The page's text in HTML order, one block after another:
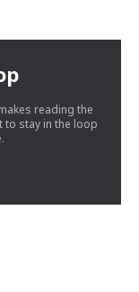
reading the
to stay in the loop